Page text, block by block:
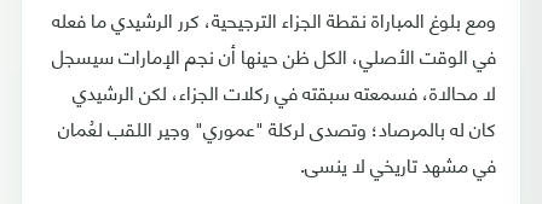
ومع بلوغ المباراة نقطة الجزاء الترجيحية، كرر الرشيدي ما فعله
في الوقت الأصلي، الكل ظن حينها أن نجم الإمارات سيسجل
لا محالاة، فسمعته سبقته في ركلات الجزاء، لكن الرشيدي
كان له بالمرصاد؛ وتصدى لركلة "عموري" وجير اللقب لعُمان
في مشهد تاريخي لا ينسى.